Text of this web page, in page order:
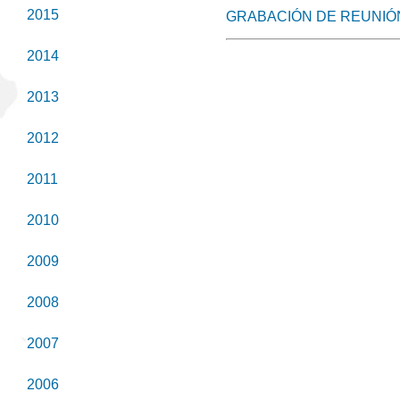
2015
2014
2013
2012
2011
2010
2009
2008
2007
2006
GRABACIÓN DE